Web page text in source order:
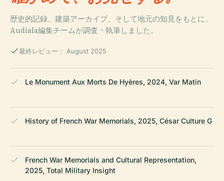
歴史的記録、建築アーカイブ、そして地元の知見をもとに、
Audiala編集チームが調査・執筆しました。
最終レビュー： August 2025
Le Monument Aux Morts De Hyères, 2024, Var Matin
History of French War Memorials, 2025, César Culture G
French War Memorials and Cultural Representation,
2025, Total Military Insight